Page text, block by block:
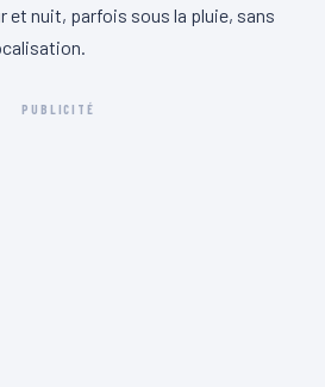
et nuit, parfois sous la pluie, sans
PUBLICITÉ